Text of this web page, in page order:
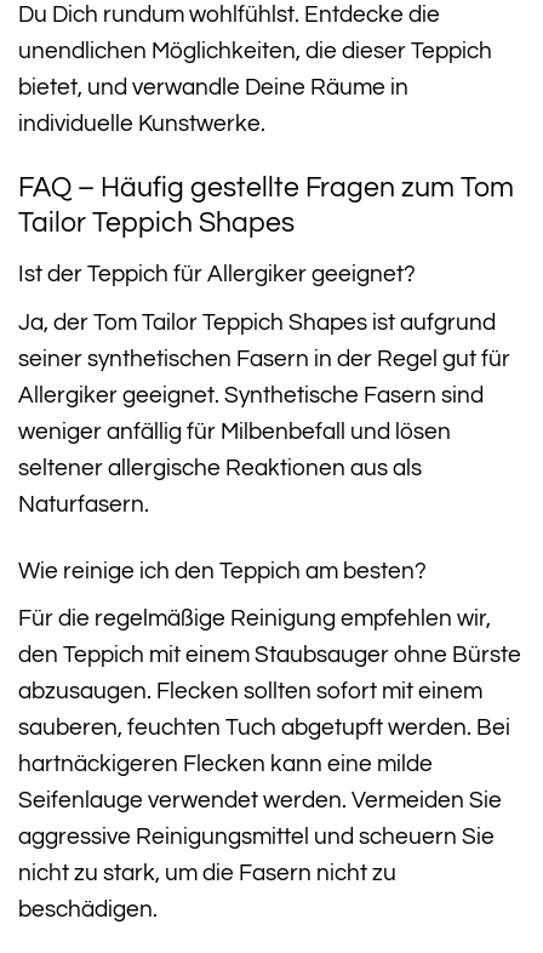
Du Dich rundum wohlfühlst. Entdecke die
unendlichen Möglichkeiten, die dieser Teppich
bietet, und verwandle Deine Räume in
individuelle Kunstwerke.
FAQ – Häufig gestellte Fragen zum Tom
Tailor Teppich Shapes
Ist der Teppich für Allergiker geeignet?
Ja, der Tom Tailor Teppich Shapes ist aufgrund
seiner synthetischen Fasern in der Regel gut für
Allergiker geeignet. Synthetische Fasern sind
weniger anfällig für Milbenbefall und lösen
seltener allergische Reaktionen aus als
Naturfasern.
Wie reinige ich den Teppich am besten?
Für die regelmäßige Reinigung empfehlen wir,
den Teppich mit einem Staubsauger ohne Bürste
abzusaugen. Flecken sollten sofort mit einem
sauberen, feuchten Tuch abgetupft werden. Bei
hartnäckigeren Flecken kann eine milde
Seifenlauge verwendet werden. Vermeiden Sie
aggressive Reinigungsmittel und scheuern Sie
nicht zu stark, um die Fasern nicht zu
beschädigen.